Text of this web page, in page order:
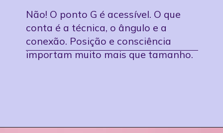
Não! O ponto G é acessível. O que
conta é a técnica, o ângulo e a
conexão. Posição e consciência
importam muito mais que tamanho.